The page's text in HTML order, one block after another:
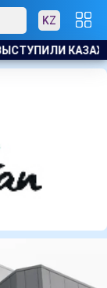
KZ
ЕСЛИ НЕ